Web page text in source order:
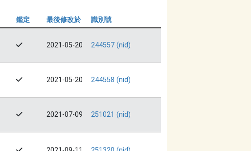
鑑定 最後修改於 識別號
2021-05-20 244557 (nid)
2021-05-20 244558 (nid)
2021-07-09 251021 (nid)